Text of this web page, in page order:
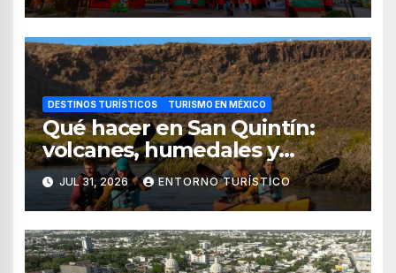
DESTINOS TURÍSTICOS TURISMO EN MÉXICO
Qué hacer en San Quintín:
volcanes, humedales y
sabores del mar
JUL 31, 2026 ENTORNO TURÍSTICO